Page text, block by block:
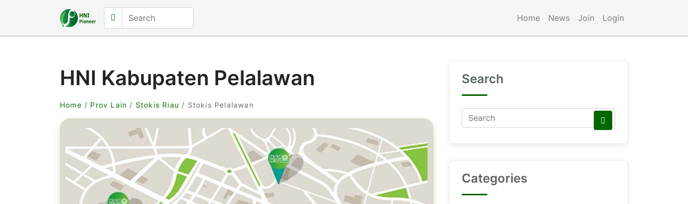
Home News Join Login
HNI Kabupaten Pelalawan
Home / Prov Lain / Stokis Riau / Stokis Pelalawan
Search
Categories